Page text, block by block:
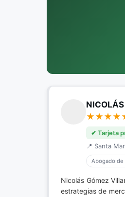
✔ Tarjeta
📍 Santa
Abogado de
Nicolás Gómez
estrategias de